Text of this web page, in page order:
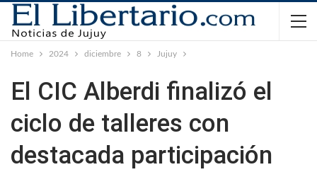
Home 2024 diciembre 8 Jujuy
El CIC Alberdi finalizó el
ciclo de talleres con
destacada participación